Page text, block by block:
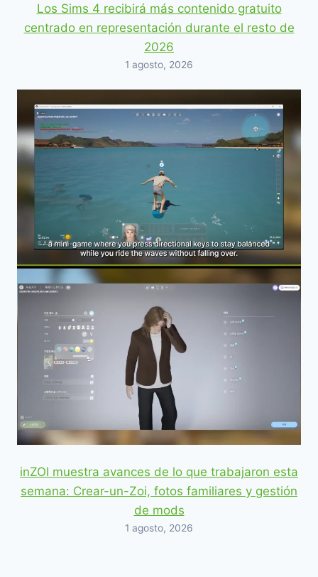
Los Sims 4 recibirá más contenido gratuito
centrado en representación durante el resto de
2026
1 agosto, 2026
inZOI muestra avances de lo que trabajaron esta
semana: Crear-un-Zoi, fotos familiares y gestión
de mods
1 agosto, 2026